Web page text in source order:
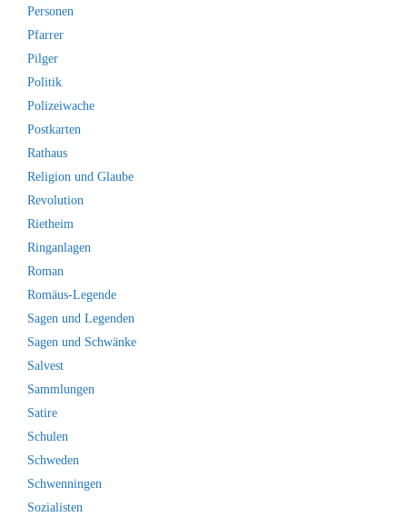
Personen
Pfarrer
Pilger
Politik
Polizeiwache
Postkarten
Rathaus
Religion und Glaube
Revolution
Rietheim
Ringanlagen
Roman
Romäus-Legende
Sagen und Legenden
Sagen und Schwänke
Salvest
Sammlungen
Satire
Schulen
Schweden
Schwenningen
Sozialisten